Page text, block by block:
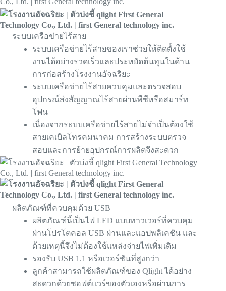
ระบบเครือข่ายไร้สาย
ระบบเครือข่ายไร้สายของเราช่วยให้ติดตั้งใช้
งานได้อย่างรวดเร็วและประหยัดต้นทุนในด้าน
การก่อสร้างโรงงานอัจฉริยะ
ระบบเครือข่ายไร้สายควบคุมและตรวจสอบ
อุปกรณ์ส่งสัญญาณไร้สายผ่านพีซีหรือสมาร์ท
โฟน
เนื่องจากระบบเครือข่ายไร้สายไม่จำเป็นต้องใช้
สายเคเบิลโทรคมนาคม การสร้างระบบตรวจ
สอบและการย้ายอุปกรณ์การผลิตจึงสะดวก
ผลิตภัณฑ์ที่ควบคุมด้วย USB
ผลิตภัณฑ์นี้เป็นไฟ LED แบบทาวเวอร์ที่ควบคุม
ผ่านโปรโตคอล USB ผ่านและแอปพลิเคชัน และ
ด้วยเหตุนี้จึงไม่ต้องใช้แหล่งจ่ายไฟเพิ่มเติม
รองรับ USB 1.1 หรือเวอร์ชันที่สูงกว่า
ลูกค้าสามารถใช้ผลิตภัณฑ์ของ Qlight ได้อย่าง
สะดวกด้วยซอฟต์แวร์ของตัวเองหรือผ่านการ